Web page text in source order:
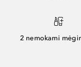
2 nemokami